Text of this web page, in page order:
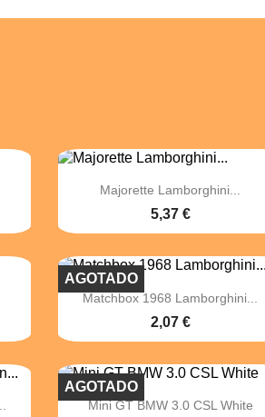
 Vista rápida
Majorette Lamborghini...
5,37 €
 Vista rápida
Matchbox 1968 Lamborghini...
2,07 €
AGOTADO
 Vista rápida
Mini GT BMW 3.0 CSL White
AGOTADO